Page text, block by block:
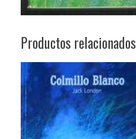
Productos relacionados